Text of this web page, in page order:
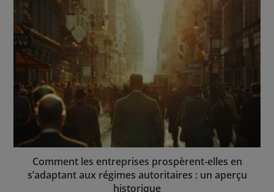
Comment les entreprises prospèrent-elles en
s’adaptant aux régimes autoritaires : un aperçu
historique